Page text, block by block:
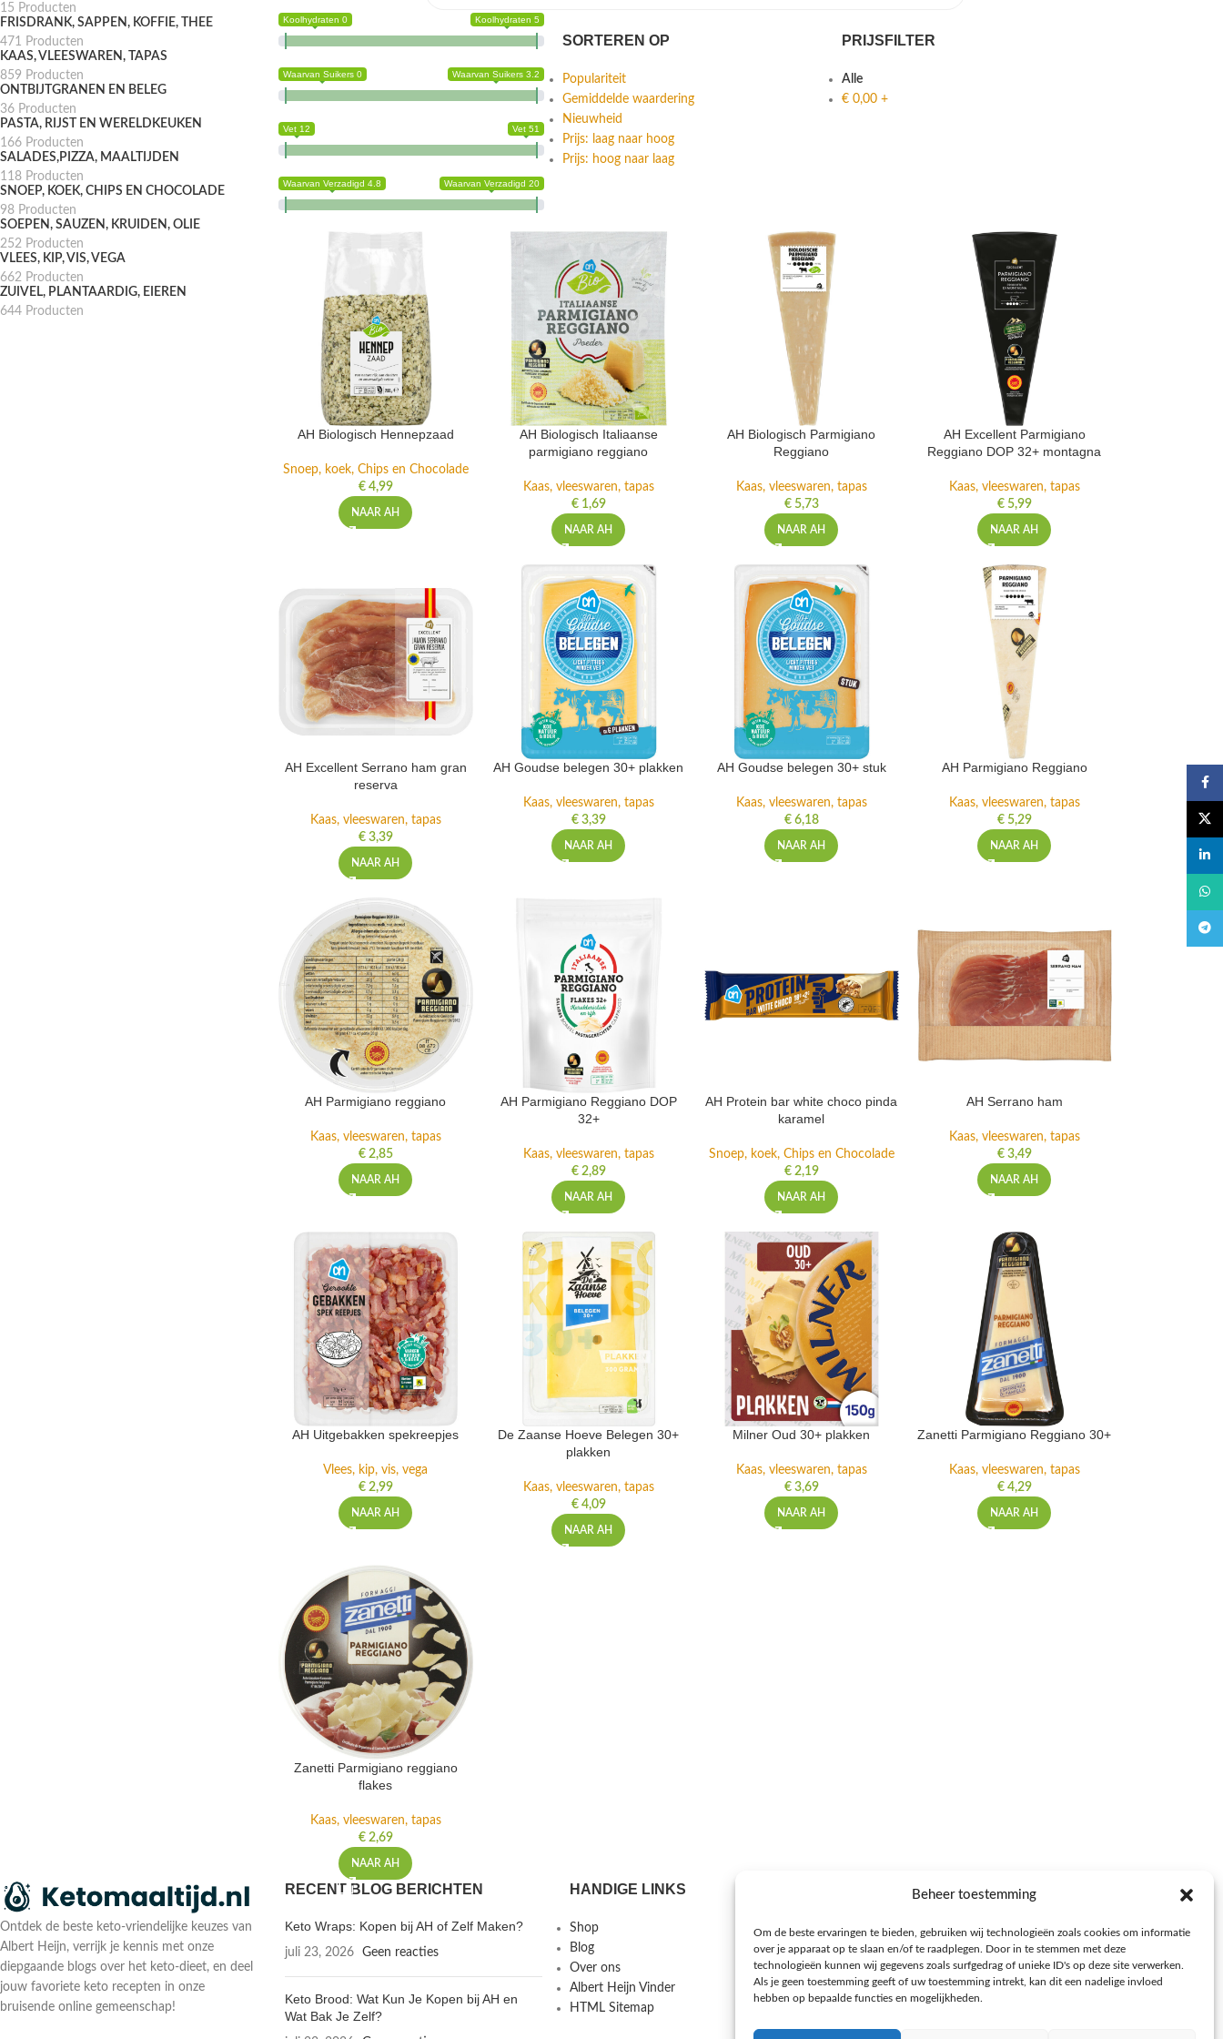
Beheer toestemming
Om de beste ervaringen te bieden, gebruiken wij technologieën zoals cookies om informatie
over je apparaat op te slaan en/of te raadplegen. Door in te stemmen met deze
technologieën kunnen wij gegevens zoals surfgedrag of unieke ID's op deze site verwerken.
Als je geen toestemming geeft of uw toestemming intrekt, kan dit een nadelige invloed
hebben op bepaalde functies en mogelijkheden.
15 Producten
FRISDRANK, SAPPEN, KOFFIE, THEE
471 Producten
KAAS, VLEESWAREN, TAPAS
859 Producten
ONTBIJTGRANEN EN BELEG
36 Producten
PASTA, RIJST EN WERELDKEUKEN
166 Producten
SALADES,PIZZA, MAALTIJDEN
118 Producten
SNOEP, KOEK, CHIPS EN CHOCOLADE
98 Producten
SOEPEN, SAUZEN, KRUIDEN, OLIE
252 Producten
VLEES, KIP, VIS, VEGA
662 Producten
ZUIVEL, PLANTAARDIG, EIEREN
644 Producten
Koolhydraten 0 Koolhydraten 5
Waarvan Suikers 0 Waarvan Suikers 3.2
Vet 12 Vet 51
Waarvan Verzadigd 4.8 Waarvan Verzadigd 20
SORTEREN OP
Populariteit
Gemiddelde waardering
Nieuwheid
Prijs: laag naar hoog
Prijs: hoog naar laag
PRIJSFILTER
Alle
€0,00+
AH Biologisch Hennepzaad
Snoep, koek, Chips en Chocolade
€4,99
NAAR AH
AH Biologisch Italiaanse
parmigiano reggiano
Kaas, vleeswaren, tapas
€1,69
NAAR AH
AH Biologisch Parmigiano
Reggiano
Kaas, vleeswaren, tapas
€5,73
NAAR AH
AH Excellent Parmigiano
Reggiano DOP 32+ montagna
Kaas, vleeswaren, tapas
€5,99
NAAR AH
AH Excellent Serrano ham gran
reserva
Kaas, vleeswaren, tapas
€3,39
NAAR AH
AH Goudse belegen 30+ plakken
Kaas, vleeswaren, tapas
€3,39
NAAR AH
AH Goudse belegen 30+ stuk
Kaas, vleeswaren, tapas
€6,18
NAAR AH
AH Parmigiano Reggiano
Kaas, vleeswaren, tapas
€5,29
NAAR AH
AH Parmigiano reggiano
Kaas, vleeswaren, tapas
€2,85
NAAR AH
AH Parmigiano Reggiano DOP
32+
Kaas, vleeswaren, tapas
€2,89
NAAR AH
AH Protein bar white choco pinda
karamel
Snoep, koek, Chips en Chocolade
€2,19
NAAR AH
AH Serrano ham
Kaas, vleeswaren, tapas
€3,49
NAAR AH
AH Uitgebakken spekreepjes
Vlees, kip, vis, vega
€2,99
NAAR AH
De Zaanse Hoeve Belegen 30+
plakken
Kaas, vleeswaren, tapas
€4,09
NAAR AH
Milner Oud 30+ plakken
Kaas, vleeswaren, tapas
€3,69
NAAR AH
Zanetti Parmigiano Reggiano 30+
Kaas, vleeswaren, tapas
€4,29
NAAR AH
Zanetti Parmigiano reggiano
flakes
Kaas, vleeswaren, tapas
€2,69
NAAR AH
Ontdek de beste keto-vriendelijke keuzes van
Albert Heijn, verrijk je kennis met onze
diepgaande blogs over het keto-dieet, en deel
jouw favoriete keto recepten in onze
bruisende online gemeenschap!
RECENT BLOG BERICHTEN
Keto Wraps: Kopen bij AH of Zelf Maken?
juli 23, 2026 Geen reacties
Keto Brood: Wat Kun Je Kopen bij AH en
Wat Bak Je Zelf?
HANDIGE LINKS
Shop
Blog
Over ons
Albert Heijn Vinder
HTML Sitemap
Gebruiksvoorwaarden
Privacybeleid
Veelgestelde Vragen (FAQ)
Contact
Cookiebeleid (EU)
Privacyverklaring (EU)